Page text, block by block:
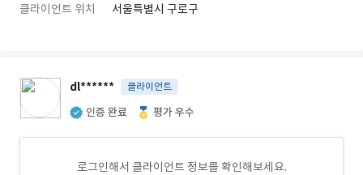
클라이언트 위치 서울특별시 구로구
dl****** 클라이언트
인증 완료 평가 우수
로그인해서 클라이언트 정보를 확인해보세요.